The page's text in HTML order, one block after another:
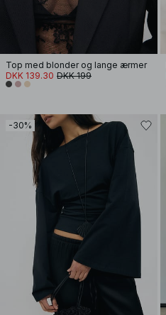
Top med blonder og lange ærmer
DKK 139.30 DKK 199
-30%